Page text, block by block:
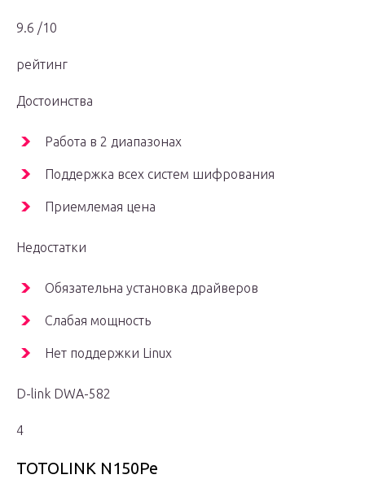
9.6 /10
рейтинг
Достоинства
Работа в 2 диапазонах
Поддержка всех систем шифрования
Приемлемая цена
Недостатки
Обязательна установка драйверов
Слабая мощность
Нет поддержки Linux
D-link DWA-582
4
TOTOLINK N150Pe